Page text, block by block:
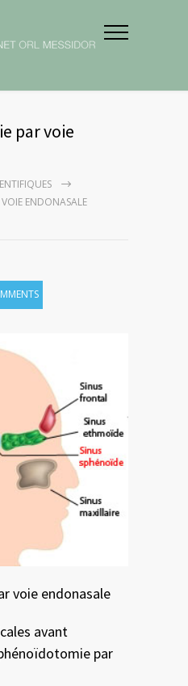
par voie
ENDONASALE
voie endonasale
avant
par